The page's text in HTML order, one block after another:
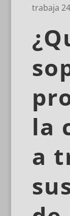
trabaja
la
a